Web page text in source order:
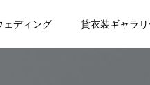
ェディング 貸衣装ギャラ